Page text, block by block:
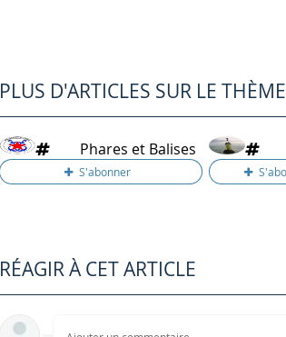
PLUS D'ARTICLES SUR LE THÈME
Phares et Balises
RÉAGIR À CET ARTICLE